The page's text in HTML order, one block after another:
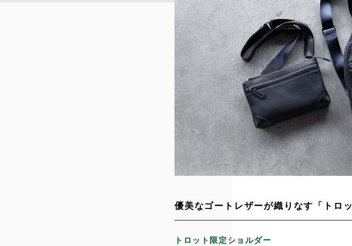
優美なゴートレザーが織りなす「トロ
トロット限定ショルダー